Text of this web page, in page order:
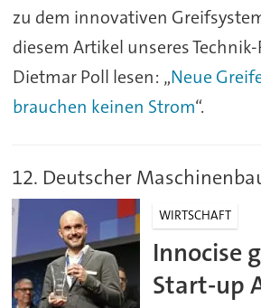
zu dem innovativen
diesem Artikel unseres
Dietmar Poll lesen: „Neue
brauchen keinen Strom“.
12. Deutscher
WIRTSCHAFT
Innocise
Start-up